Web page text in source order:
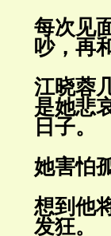
每次见
吵，再
江晓蓉
是她悲
日子。
她害怕
想到他
发狂。